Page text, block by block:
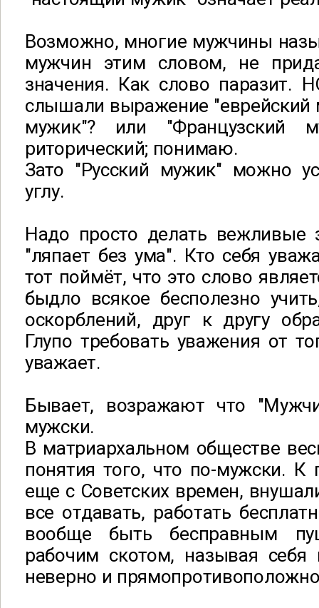
Возможно, многие мужчины
мужчин этим словом, не
значения. Как слово паразит.
слышали выражение "еврейский
мужик"? или "Французский
риторический; понимаю.
Зато "Русский мужик" можно
углу.
Надо просто делать вежливые
"ляпает без ума". Кто себя
тот поймёт, что это слово
быдло всякое бесполезно
оскорблений, друг к другу
Глупо требовать уважения от
уважает.
Бывает, возражают что
мужски.
В матриархальном обществе
понятия того, что по-мужски.
еще с Cоветских времен,
все отдавать, работать
вообще быть бесправным
рабочим скотом, называя
неверно и